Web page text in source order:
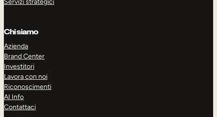
Servizi strategici
Chi siamo
Azienda
Brand Center
Investitori
Lavora con noi
Riconoscimenti
AI Info
Contattaci